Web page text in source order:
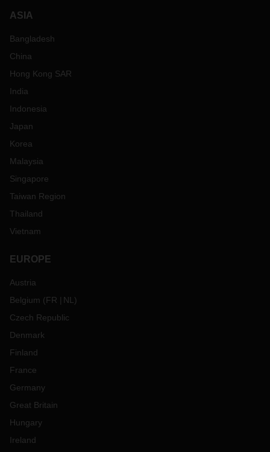
ASIA
Bangladesh
China
Hong Kong SAR
India
Indonesia
Japan
Korea
Malaysia
Singapore
Taiwan Region
Thailand
Vietnam
EUROPE
Austria
Belgium (FR NL )
Czech Republic
Denmark
Finland
France
Germany
Great Britain
Hungary
Ireland